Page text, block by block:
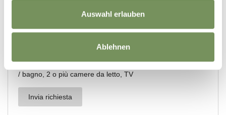
Auswahl erlauben
Ablehnen